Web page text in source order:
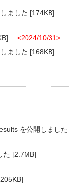
ました [174KB]
<2024/10/31>
ました [168KB]
を公開しました
た [2.7MB]